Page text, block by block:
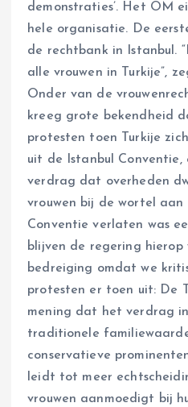
demonstraties’. Het OM
hele organisatie. De
de rechtbank in Istanbul.
alle vrouwen in Turkije”,
Onder van de
kreeg grote bekendheid
protesten toen Turkije
uit de Istanbul Conventie,
verdrag dat overheden
vrouwen bij de wortel aan
Conventie verlaten was
blijven de regering hierop
bedreiging omdat we
protesten er toen uit: De
mening dat het verdrag
traditionele
conservatieve
leidt tot meer
vrouwen aanmoedigt bij